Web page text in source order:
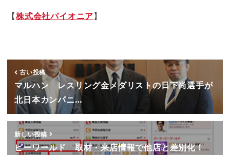
【株式会社パイオニア】
古い投稿
マルハン レスリング金メダリストの日下尚選手が
北日本カンパニ…
新しい投稿
ピーワールド 取材・来店情報で他店と差別化！